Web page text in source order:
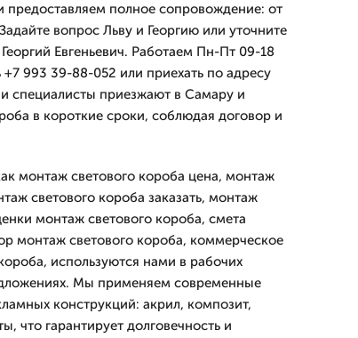
предоставляем полное сопровождение: от
вопрос Льву и Георгию или уточните
Евгеньевич. Работаем Пн-Пт 09-18
993 39-88-052 или приехать по адресу
специалисты приезжают в Самару и
в короткие сроки, соблюдая договор и
монтаж светового короба цена, монтаж
светового короба заказать, монтаж
монтаж светового короба, смета
монтаж светового короба, коммерческое
используются нами в рабочих
Мы применяем современные
конструкций: акрил, композит,
что гарантирует долговечность и